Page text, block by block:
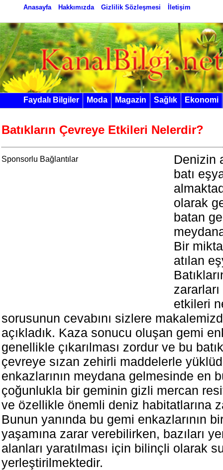
Anasayfa Hakkımızda Gizlilik Sözleşmesi İletişim
Faydalı Bilgiler Moda Magazin Sağlık Ekonomi
Batıkların Çevreye Etkileri Nelerdir?
Sponsorlu Bağlantılar
Denizin
batı
olarak
batan
Bir
atılan
etkileri
sorusunun cevabını sizlere
açıkladık. Kaza sonucu oluşan gemi
genellikle çıkarılması zordur ve bu
çevreye sızan zehirli maddelerle
enkazlarının meydana gelmesinde en
çoğunlukla bir geminin gizli mercan
ve özellikle önemli deniz habitatlarına
Bunun yanında bu gemi enkazlarının
yaşamına zarar verebilirken, bazıları
alanları yaratılması için bilinçli olarak
yerleştirilmektedir.